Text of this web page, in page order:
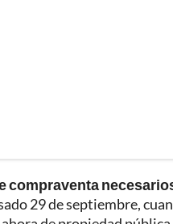
29 de septiembre,